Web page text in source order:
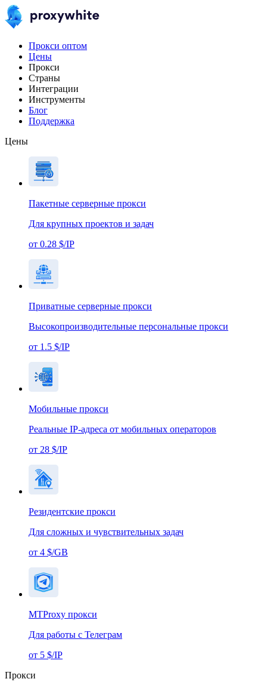
Прокси оптом
Цены
Прокси
Страны
Интеграции
Инструменты
Блог
Поддержка
Цены
Пакетные серверные прокси
Для крупных проектов и задач
от 0.28 $/IP
Приватные серверные прокси
Высокопроизводительные персональные прокси
от 1.5 $/IP
Мобильные прокси
Реальные IP-адреса от мобильных операторов
от 28 $/IP
Резидентские прокси
Для сложных и чувствительных задач
от 4 $/GB
MTProxy прокси
Для работы с Телеграм
от 5 $/IP
Прокси